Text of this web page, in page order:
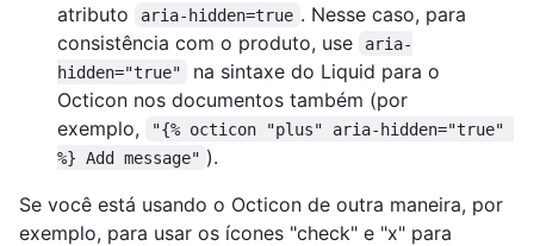
atributo
aria-hidden=true . Nesse caso, para
consistência com o produto, use
aria-
hidden="true"
na sintaxe do Liquid para o
Octicon nos documentos também (por
exemplo,
"{% octicon "plus" aria-hidden="true"
%} Add message" ).
Se você está usando o Octicon de outra maneira, por
exemplo, para usar os ícones "check" e "x" para